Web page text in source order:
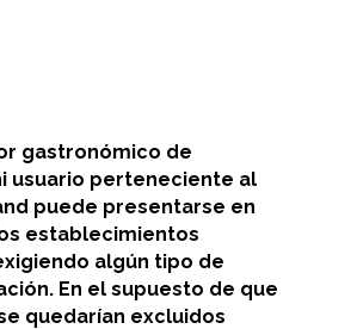
gastronómico de
usuario perteneciente al
puede presentarse en
establecimientos
algún tipo de
En el supuesto de que
quedarían excluidos